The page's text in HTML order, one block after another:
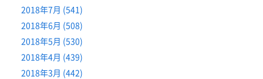
2018年7月 (541)
2018年6月 (508)
2018年5月 (530)
2018年4月 (439)
2018年3月 (442)